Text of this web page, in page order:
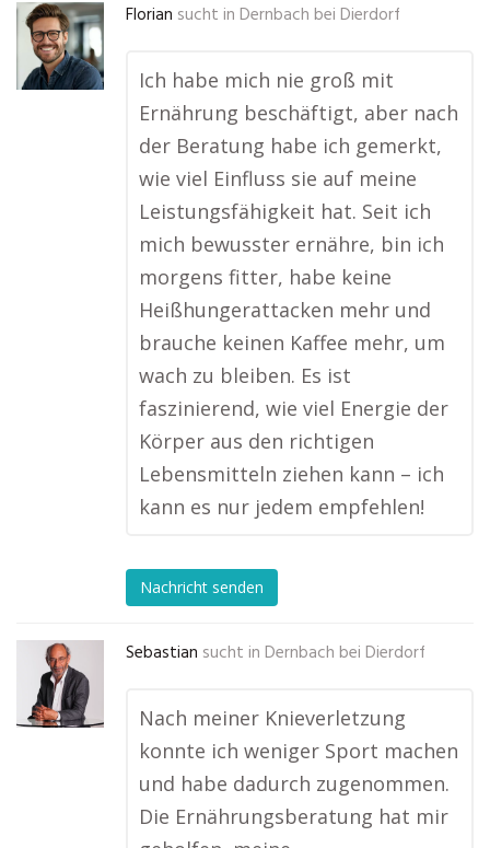
Florian sucht in Dernbach bei Dierdorf
Ich habe mich nie groß mit
Ernährung beschäftigt, aber nach
der Beratung habe ich gemerkt,
wie viel Einfluss sie auf meine
Leistungsfähigkeit hat. Seit ich
mich bewusster ernähre, bin ich
morgens fitter, habe keine
Heißhungerattacken mehr und
brauche keinen Kaffee mehr, um
wach zu bleiben. Es ist
faszinierend, wie viel Energie der
Körper aus den richtigen
Lebensmitteln ziehen kann – ich
kann es nur jedem empfehlen!
Nachricht senden
Sebastian sucht in Dernbach bei Dierdorf
Nach meiner Knieverletzung
konnte ich weniger Sport machen
und habe dadurch zugenommen.
Die Ernährungsberatung hat mir